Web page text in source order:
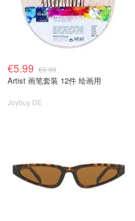
€5.99 €6.99
Artist 画笔套装 12件 绘画用
Joybuy DE